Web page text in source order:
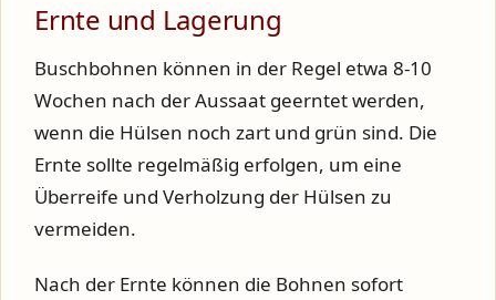
Ernte und Lagerung
Buschbohnen können in der Regel etwa 8-10
Wochen nach der Aussaat geerntet werden,
wenn die Hülsen noch zart und grün sind. Die
Ernte sollte regelmäßig erfolgen, um eine
Überreife und Verholzung der Hülsen zu
vermeiden.
Nach der Ernte können die Bohnen sofort